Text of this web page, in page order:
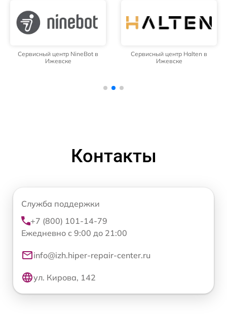
Сервисный центр NineBot в
Ижевске
Сервисный центр Halten в
Ижевске
Контакты
Служба поддержки
+7 (800) 101-14-79
Ежедневно с 9:00 до 21:00
info@izh.hiper-repair-center.ru
ул. Кирова, 142